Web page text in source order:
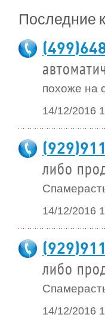
Последние
похоже на
14/12/2016
либо
14/12/2016
либо
14/12/2016